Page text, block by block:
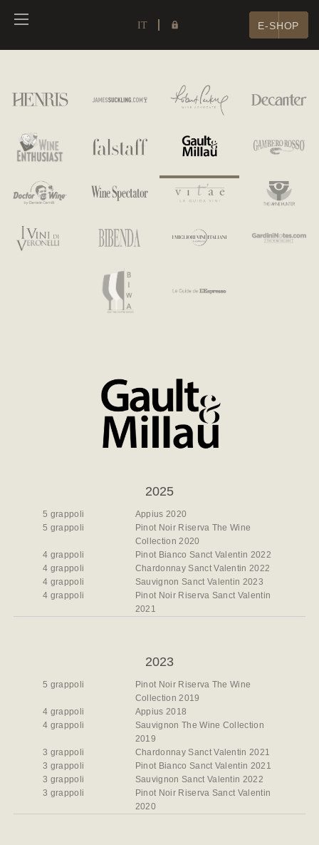
IT E-SHOP
2025
5 grappoli
Appius 2020
5 grappoli
Pinot Noir Riserva The Wine
Collection 2020
4 grappoli
Pinot Bianco Sanct Valentin 2022
4 grappoli
Chardonnay Sanct Valentin 2022
4 grappoli
Sauvignon Sanct Valentin 2023
4 grappoli
Pinot Noir Riserva Sanct Valentin
2021
2023
5 grappoli
Pinot Noir Riserva The Wine
Collection 2019
4 grappoli
Appius 2018
4 grappoli
Sauvignon The Wine Collection
2019
3 grappoli
Chardonnay Sanct Valentin 2021
3 grappoli
Pinot Bianco Sanct Valentin 2021
3 grappoli
Sauvignon Sanct Valentin 2022
3 grappoli
Pinot Noir Riserva Sanct Valentin
2020